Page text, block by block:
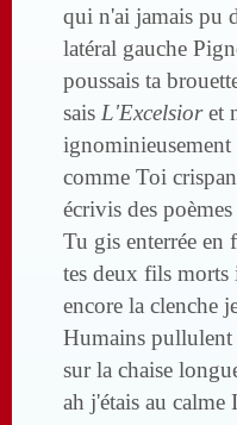
qui n'ai jamais pu
latéral gauche
poussais ta
sais L'Excelsioret
ignominieusement
comme Toi
écrivis des
Tu gis enterrée en
tes deux fils
encore la clenche
Humains pullulent
sur la chaise
ah j'étais au calme